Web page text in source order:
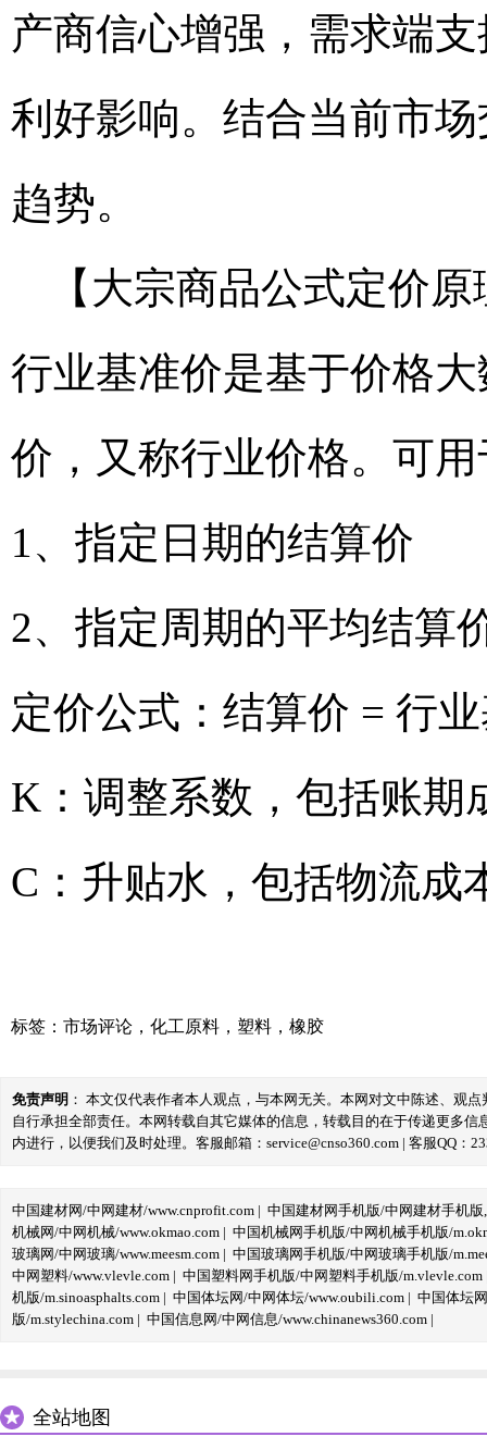
产商信心增强，需求端
利好影响。结合当前市
趋势。
【大宗商品公式定价
行业基准价是基于价格
价，又称行业价格。可
1、指定日期的结算价
2、指定周期的平均结算
定价公式：结算价 = 行
K：调整系数，包括账期
C：升贴水，包括物流成
标签： 市场评论 ， 化工原料 ， 塑料 ， 橡胶
免责声明 ： 本文仅代表作者本人观点，与本网无关。本网对文中陈述、观
自行承担全部责任。本网转载自其它媒体的信息，转载目的在于传递更多
内进行，以便我们及时处理。客服邮箱：service@cnso360.com | 客服QQ：
中国建材网/中网建材/www.cnprofit.com | 中国建材网手机版/中网建材手机版
机械网/中网机械/www.okmao.com | 中国机械网手机版/中网机械手机版/
玻璃网/中网玻璃/www.meesm.com | 中国玻璃网手机版/中网玻璃手机版/
中网塑料/www.vlevle.com | 中国塑料网手机版/中网塑料手机版/m.vlevle.com
机版/m.sinoasphalts.com | 中国体坛网/中网体坛/www.oubili.com | 中国体坛
版/m.stylechina.com | 中国信息网/中网信息/www.chinanews360.com |
全站地图